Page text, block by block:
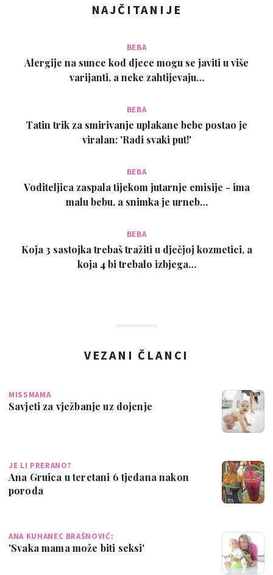
NAJČITANIJE
BEBA
Alergije na sunce kod djece mogu se javiti u više
varijanti, a neke zahtijevaju…
BEBA
Tatin trik za smirivanje uplakane bebe postao je
viralan: 'Radi svaki put!'
BEBA
Voditeljica zaspala tijekom jutarnje emisije - ima
malu bebu, a snimka je urneb…
BEBA
Koja 3 sastojka trebaš tražiti u dječjoj kozmetici, a
koja 4 bi trebalo izbjega…
VEZANI ČLANCI
MISSMAMA
Savjeti za vježbanje uz dojenje
JE LI PRERANO?
Ana Gruica u teretani 6 tjedana nakon
poroda
ANA KUHANEC BRAŠNOVIĆ:
'Svaka mama može biti seksi'